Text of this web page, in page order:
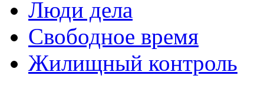
Люди дела
Свободное время
Жилищный контроль